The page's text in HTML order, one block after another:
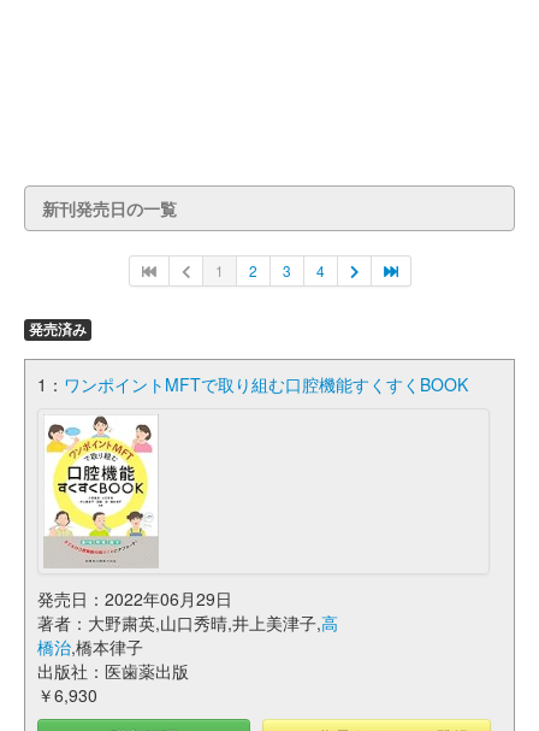
新刊発売日の一覧
1 2 3 4
発売済み
1： ワンポイントMFTで取り組む口腔機能すくすくBOOK
発売日：2022年06月29日
著者：大野粛英,山口秀晴,井上美津子,高
橋治,橋本律子
出版社：医歯薬出版
￥6,930